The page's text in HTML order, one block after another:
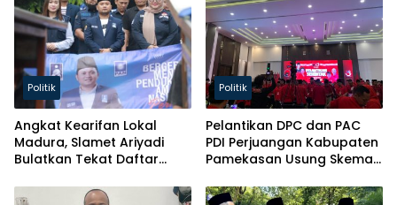
Politik
Angkat Kearifan Lokal
Madura, Slamet Ariyadi
Bulatkan Tekat Daftar
Politik
Pelantikan DPC dan PAC
PDI Perjuangan Kabupaten
Pamekasan Usung Skema